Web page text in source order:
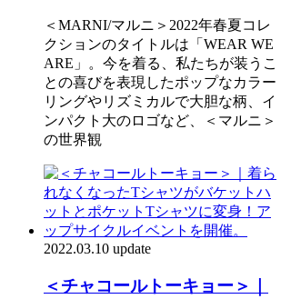
＜MARNI/マルニ＞2022年春夏コレ
クションのタイトルは「WEAR WE
ARE」。今を着る、私たちが装うこ
との喜びを表現したポップなカラー
リングやリズミカルで大胆な柄、イ
ンパクト大のロゴなど、＜マルニ＞
の世界観
2022.03.10 update
＜チャコールトーキョー＞｜